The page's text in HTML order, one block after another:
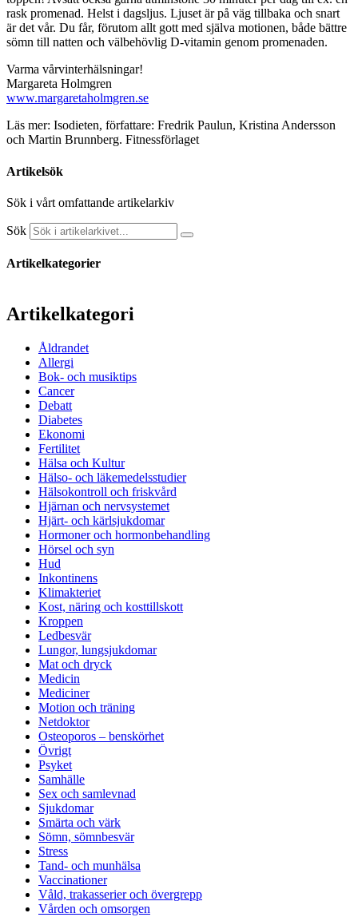
rask promenad. Helst i dagsljus. Ljuset är på väg tillbaka och snart
är det vår. Du får, förutom allt gott med själva motionen, både bättre
sömn till natten och välbehövlig D-vitamin genom promenaden.
Varma vårvinterhälsningar!
Margareta Holmgren
www.margaretaholmgren.se
Läs mer: Isodieten, författare: Fredrik Paulun, Kristina Andersson
och Martin Brunnberg. Fitnessförlaget
Artikelsök
Sök i vårt omfattande artikelarkiv
Sök
Artikelkategorier
Artikelkategori
Åldrandet
Allergi
Bok- och musiktips
Cancer
Debatt
Diabetes
Ekonomi
Fertilitet
Hälsa och Kultur
Hälso- och läkemedelsstudier
Hälsokontroll och friskvård
Hjärnan och nervsystemet
Hjärt- och kärlsjukdomar
Hormoner och hormonbehandling
Hörsel och syn
Hud
Inkontinens
Klimakteriet
Kost, näring och kosttillskott
Kroppen
Ledbesvär
Lungor, lungsjukdomar
Mat och dryck
Medicin
Mediciner
Motion och träning
Netdoktor
Osteoporos – benskörhet
Övrigt
Psyket
Samhälle
Sex och samlevnad
Sjukdomar
Smärta och värk
Sömn, sömnbesvär
Stress
Tand- och munhälsa
Vaccinationer
Våld, trakasserier och övergrepp
Vården och omsorgen